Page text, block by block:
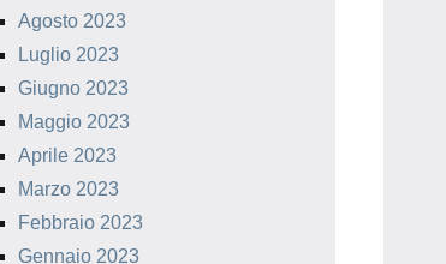
Agosto 2023
Luglio 2023
Giugno 2023
Maggio 2023
Aprile 2023
Marzo 2023
Febbraio 2023
Gennaio 2023